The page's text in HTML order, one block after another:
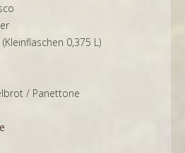
0,375 L)
/ Panettone